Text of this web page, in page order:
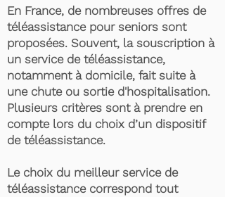
En France, de nombreuses offres de
téléassistance pour seniors sont
proposées. Souvent, la souscription à
un service de téléassistance,
notamment à domicile, fait suite à
une chute ou sortie d'hospitalisation.
Plusieurs critères sont à prendre en
compte lors du choix d’un dispositif
de téléassistance.
Le choix du meilleur service de
téléassistance correspond tout